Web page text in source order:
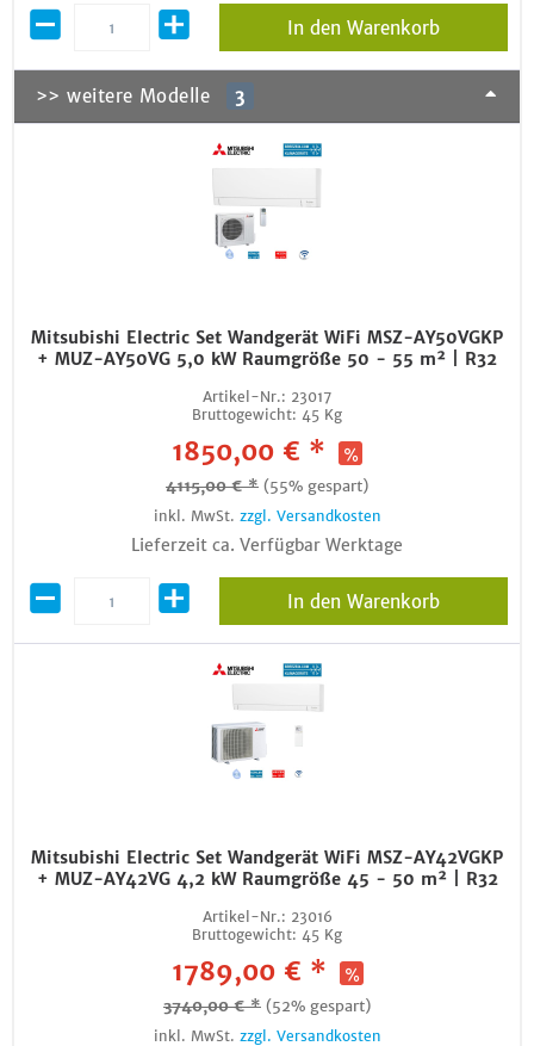
In den Warenkorb
>> weitere Modelle 3
Mitsubishi Electric Set Wandgerät WiFi MSZ-AY50VGKP
+ MUZ-AY50VG 5,0 kW Raumgröße 50 - 55 m² | R32
Artikel-Nr.: 23017
Bruttogewicht: 45 Kg
1850,00 € *
4115,00 € * (55% gespart)
inkl. MwSt. zzgl. Versandkosten
Lieferzeit ca. Verfügbar Werktage
In den Warenkorb
Mitsubishi Electric Set Wandgerät WiFi MSZ-AY42VGKP
+ MUZ-AY42VG 4,2 kW Raumgröße 45 - 50 m² | R32
Artikel-Nr.: 23016
Bruttogewicht: 45 Kg
1789,00 € *
3740,00 € * (52% gespart)
inkl. MwSt. zzgl. Versandkosten